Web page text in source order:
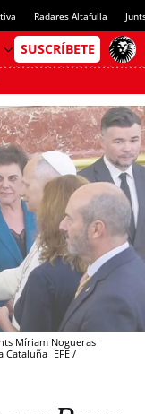
Radares Altafulla
Míriam Nogueras
Cataluña EFE /